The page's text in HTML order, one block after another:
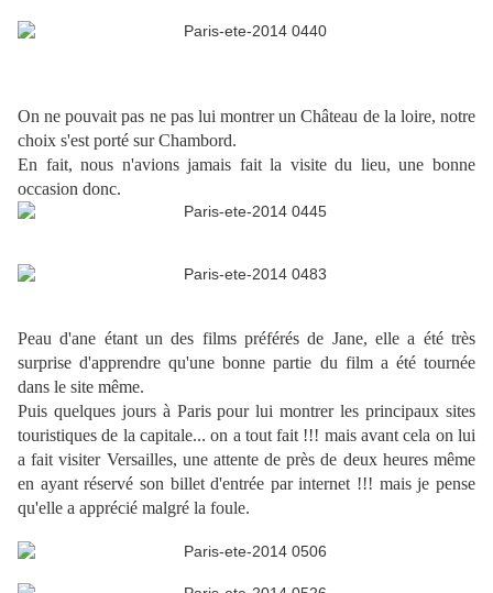
On ne pouvait pas ne pas lui montrer un Château de la loire, notre
choix s'est porté sur Chambord.
En fait, nous n'avions jamais fait la visite du lieu, une bonne
occasion donc.
Peau d'ane étant un des films préférés de Jane, elle a été très
surprise d'apprendre qu'une bonne partie du film a été tournée
dans le site même.
Puis quelques jours à Paris pour lui montrer les principaux sites
touristiques de la capitale... on a tout fait !!! mais avant cela on lui
a fait visiter Versailles, une attente de près de deux heures même
en ayant réservé son billet d'entrée par internet !!! mais je pense
qu'elle a apprécié malgré la foule.